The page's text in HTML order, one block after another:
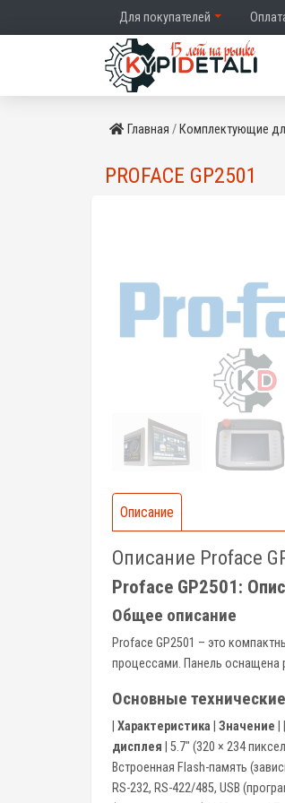
Для покупателей
Главная Комплектующие
PROFACE GP2501
Описание
Описание Proface
Proface GP2501:
Общее описание
Proface GP2501 – это
процессами. Панель оснащена
Основные
Характеристика Значение
дисплея | 5.7" (320 × 234
Встроенная Flash-память
RS-232, RS-422/485, USB